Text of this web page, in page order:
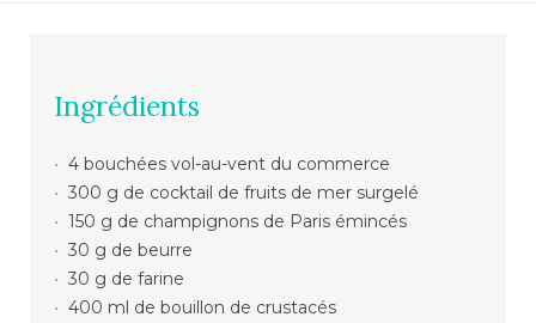
Ingrédients
4 bouchées vol-au-vent du commerce
300 g de cocktail de fruits de mer surgelé
150 g de champignons de Paris émincés
30 g de beurre
30 g de farine
400 ml de bouillon de crustacés